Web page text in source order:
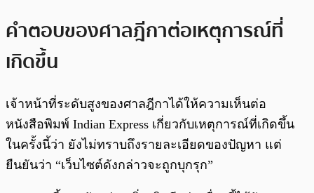
คำตอบของศาลฎีกาต่อเหตุการณ์ที่
เกิดขึ้น
เจ้าหน้าที่ระดับสูงของศาลฎีกาได้ให้ความเห็นต่อ
หนังสือพิมพ์ Indian Express เกี่ยวกับเหตุการณ์ที่เกิดขึ้น
ในครั้งนี้ว่า ยังไม่ทราบถึงรายละเอียดของปัญหา แต่
ยืนยันว่า “เว็บไซต์ดังกล่าวจะถูกบุกรุก”